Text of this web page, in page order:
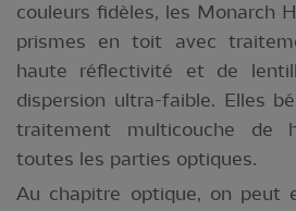
couleurs fidèles, les Monarch
prismes en toit avec
haute réflectivité et de
dispersion ultra-faible. Elles
traitement multicouche de
toutes les parties optiques.
Au chapitre optique, on peut